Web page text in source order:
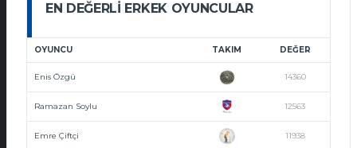
EN DEĞERLI ERKEK OYUNCULAR
OYUNCU TAKIM DEĞER
Enis Özgü 14360
Ramazan Soylu 12563
Emre Çiftçi 11938